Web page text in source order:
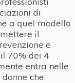
di
a quel modello
il
e
70% dei 4
entra nelle
che